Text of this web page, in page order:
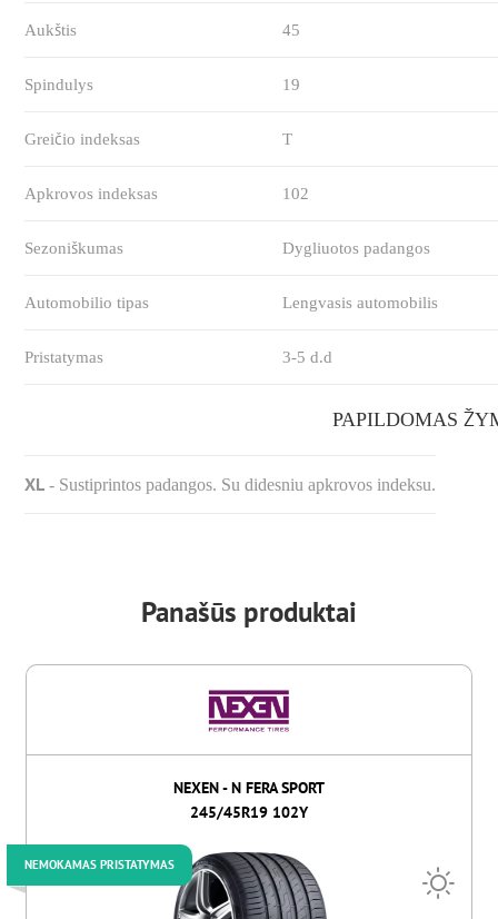
Aukštis 45
Spindulys 19
Greičio indeksas T
Apkrovos indeksas 102
Sezoniškumas Dygliuotos padangos
Automobilio tipas Lengvasis automobilis
Pristatymas 3-5 d.d
PAPILDOMAS
XL - Sustiprintos padangos. Su didesniu apkrovos indeksu.
Panašūs produktai
NEXEN - N FERA SPORT
245/45R19 102Y
NEMOKAMAS PRISTATYMAS